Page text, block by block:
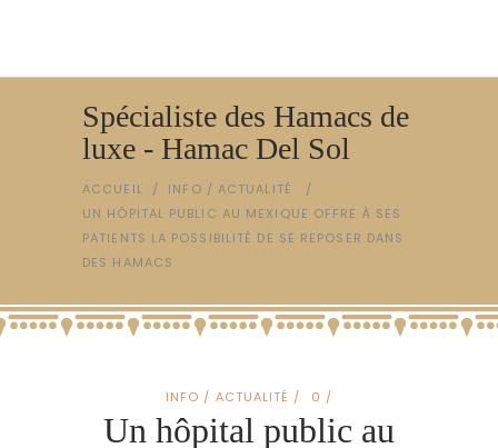
Spécialiste des Hamacs de
luxe - Hamac Del Sol
ACCUEIL / INFO / ACTUALITÉ
/
UN HÔPITAL PUBLIC AU MEXIQUE OFFRE À SES
PATIENTS LA POSSIBILITÉ DE SE REPOSER DANS
DES HAMACS
INFO / ACTUALITÉ 0
Un hôpital public au